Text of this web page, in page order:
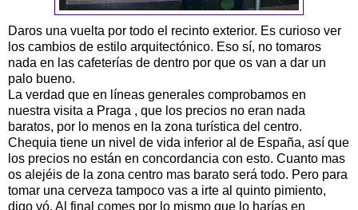
Daros una vuelta por todo el recinto exterior. Es curioso ver
los cambios de estilo arquitectónico. Eso sí, no tomaros
nada en las cafeterías de dentro por que os van a dar un
palo bueno.
La verdad que en líneas generales comprobamos en
nuestra visita a Praga , que los precios no eran nada
baratos, por lo menos en la zona turística del centro.
Chequia tiene un nivel de vida inferior al de España, así que
los precios no están en concordancia con esto. Cuanto mas
os alejéis de la zona centro mas barato será todo. Pero para
tomar una cerveza tampoco vas a irte al quinto pimiento,
digo yó. Al final comes por lo mismo que lo harías en